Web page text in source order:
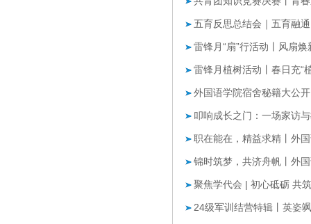
五育反思总结会｜五育融
雷锋月“扇”行活动丨风扇焕
雷锋月植树活动丨春日充“
外国语学院宿舍秘籍大公
叩响成长之门：一场家访
职在能在，精益求精丨外
锦时筑梦，共济舟帆丨外
聚焦学代会 | 初心砥砺 共
24级军训结营特辑丨英姿